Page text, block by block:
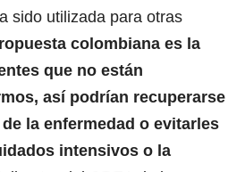
sido utilizada para otras
colombiana es la
que no están
así podrían recuperarse
la enfermedad o evitarles
intensivos o la